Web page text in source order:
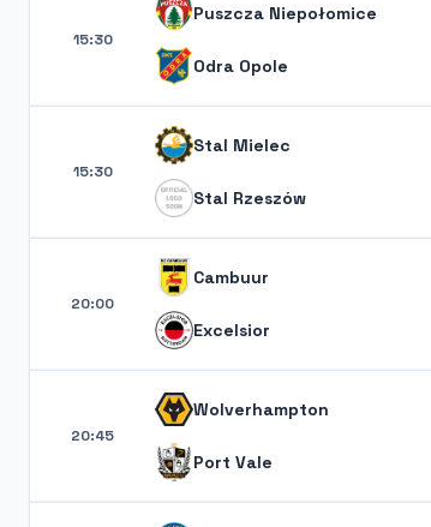
15:30
Puszcza Niepołomice
Odra Opole
15:30
Stal Mielec
Stal Rzeszów
20:00
Cambuur
Excelsior
20:45
Wolverhampton
Port Vale